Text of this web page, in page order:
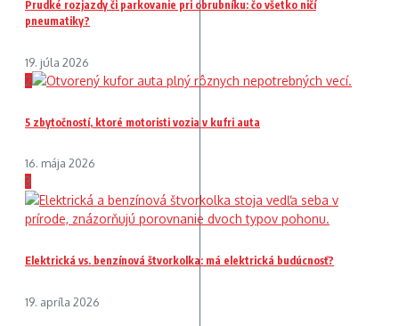
Prudké rozjazdy či parkovanie pri obrubníku: čo všetko ničí
pneumatiky?
19. júla 2026
2
5 zbytočností, ktoré motoristi vozia v kufri auta
16. mája 2026
3
Elektrická vs. benzínová štvorkolka: má elektrická budúcnosť?
19. apríla 2026